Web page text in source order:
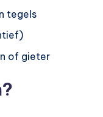
tegels
of gieter